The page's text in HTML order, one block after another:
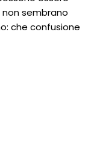
non sembrano
che confusione